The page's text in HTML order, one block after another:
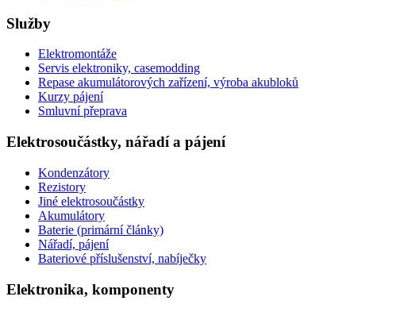
Služby
Elektromontáže
Servis elektroniky, casemodding
Repase akumulátorových zařízení, výroba akubloků
Kurzy pájení
Smluvní přeprava
Elektrosoučástky, nářadí a pájení
Kondenzátory
Rezistory
Jiné elektrosoučástky
Akumulátory
Baterie (primární články)
Nářadí, pájení
Bateriové příslušenství, nabíječky
Elektronika, komponenty